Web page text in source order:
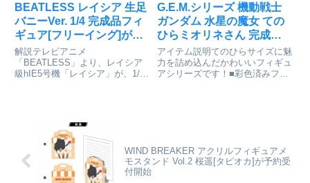
BEATLESS レイシア 生足
バニーVer. 1/4 完成品フィ
ギュア[フリーイング]が予
約受付中
解説テレビアニメ
「BEATLESS」より、レイシア
級hIE5号機「レイシア」が、1/4
フィギュアでアレンジ。美しき...
G.E.M.シリーズ 機動戦士
ガンダム 水星の魔女 ての
ひらミオリネさん 完成品
フィギュア[メガハウス]が
予約受付開始
アイテム説明てのひらサイズに魅
力を詰め込んだかわいいフィギュ
アシリーズです！■彩色済みフィ
WIND BREAKER アクリルフィギュアメ
モスタンド Vol.2 桜遥[タピオカ]が予約受
付開始